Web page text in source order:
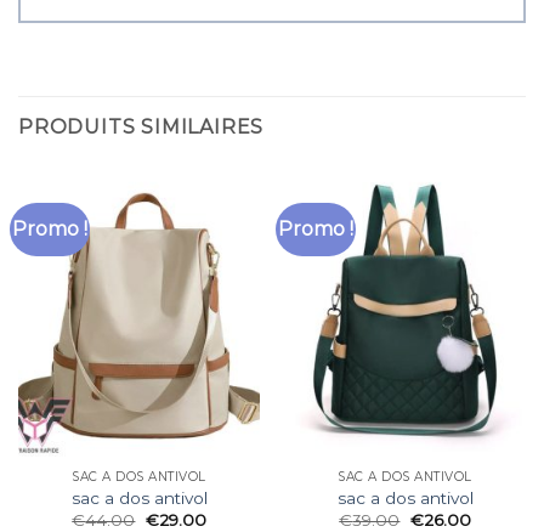
PRODUITS SIMILAIRES
Promo !
SAC A DOS ANTIVOL
sac a dos antivol
€44.00 €29.00
Promo !
SAC A DOS ANTIVOL
sac a dos antivol
€39.00 €26.00